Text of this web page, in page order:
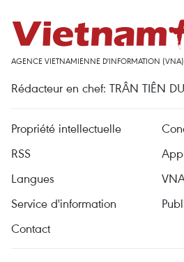
AGENCE VIETNAMIENNE D'INFORMATION (VNA)
Rédacteur en chef: TRÂN TIÊN
Propriété intellectuelle
RSS
Langues
Service d'information
Contact